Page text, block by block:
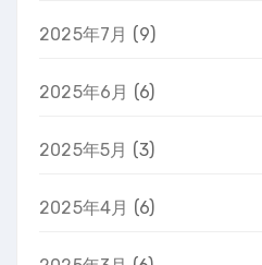
2025年7月 (9)
2025年6月 (6)
2025年5月 (3)
2025年4月 (6)